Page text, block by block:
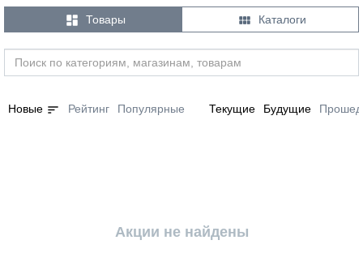
 Товары  Каталоги
Новые sort Рейтинг Популярные Текущие Будущие
Акции не найдены